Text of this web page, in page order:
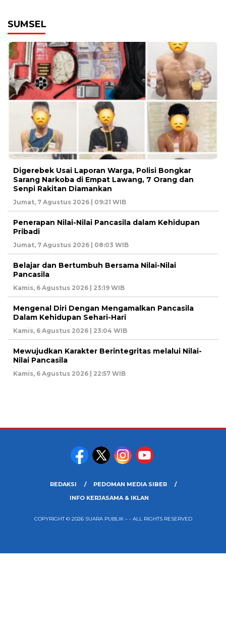
SUMSEL
Digerebek Usai Laporan Warga, Polisi Bongkar
Sarang Narkoba di Empat Lawang, 7 Orang dan
Senpi Rakitan Diamankan
Jumat, 7 Agustus 2026 | 09:21 WIB
Penerapan Nilai-Nilai Pancasila dalam Kehidupan
Pribadi
Jumat, 7 Agustus 2026 | 08:03 WIB
Belajar dan Bertumbuh Bersama Nilai-Nilai
Pancasila
Kamis, 6 Agustus 2026 | 23:19 WIB
Mengenal Diri Dengan Mengamalkan Pancasila
Dalam Kehidupan Sehari-Hari
Kamis, 6 Agustus 2026 | 23:04 WIB
Mewujudkan Karakter Berintegritas melalui Nilai-
Nilai Pancasila
Kamis, 6 Agustus 2026 | 22:57 WIB
REDAKSI
PEDOMAN MEDIA SIBER
INFO KERJASAMA & IKLAN
COPYRIGHT © 2026 SUARA PUBLIK – - ALL RIGHTS RESERVED